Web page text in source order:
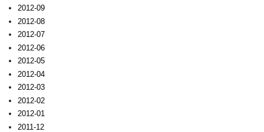
2012-09
2012-08
2012-07
2012-06
2012-05
2012-04
2012-03
2012-02
2012-01
2011-12